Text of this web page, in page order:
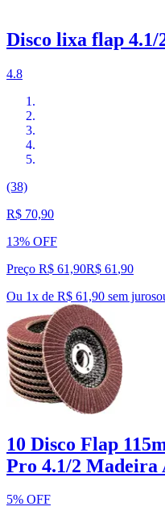
Disco lixa flap 4.1/
4.8
(38)
R$ 70,90
13% OFF
Preço R$ 61,90R$ 61 ,90
Ou 1x de R$ 61,90 sem juros
10 Disco Flap
Pro 4.1/2 Madeira
5% OFF